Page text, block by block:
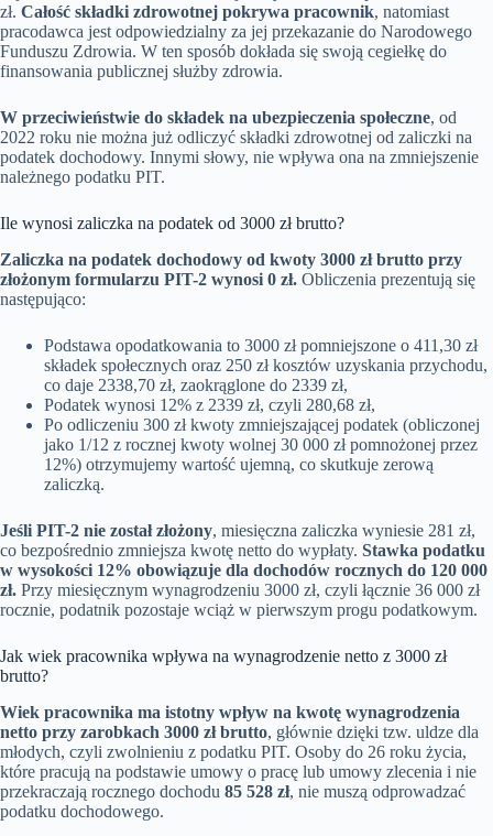
zł. Całość składki zdrowotnej pokrywa pracownik, natomiast
pracodawca jest odpowiedzialny za jej przekazanie do Narodowego
Funduszu Zdrowia. W ten sposób dokłada się swoją cegiełkę do
finansowania publicznej służby zdrowia.
W przeciwieństwie do składek na ubezpieczenia społeczne, od
2022 roku nie można już odliczyć składki zdrowotnej od zaliczki na
podatek dochodowy. Innymi słowy, nie wpływa ona na zmniejszenie
należnego podatku PIT.
Ile wynosi zaliczka na podatek od 3000 zł brutto?
Zaliczka na podatek dochodowy od kwoty 3000 zł brutto przy
złożonym formularzu PIT-2 wynosi 0 zł. Obliczenia prezentują się
następująco:
Podstawa opodatkowania to 3000 zł pomniejszone o 411,30 zł
składek społecznych oraz 250 zł kosztów uzyskania przychodu,
co daje 2338,70 zł, zaokrąglone do 2339 zł,
Podatek wynosi 12% z 2339 zł, czyli 280,68 zł,
Po odliczeniu 300 zł kwoty zmniejszającej podatek (obliczonej
jako 1/12 z rocznej kwoty wolnej 30 000 zł pomnożonej przez
12%) otrzymujemy wartość ujemną, co skutkuje zerową
zaliczką.
Jeśli PIT-2 nie został złożony, miesięczna zaliczka wyniesie 281 zł,
co bezpośrednio zmniejsza kwotę netto do wypłaty. Stawka podatku
w wysokości 12% obowiązuje dla dochodów rocznych do 120 000
zł. Przy miesięcznym wynagrodzeniu 3000 zł, czyli łącznie 36 000 zł
rocznie, podatnik pozostaje wciąż w pierwszym progu podatkowym.
Jak wiek pracownika wpływa na wynagrodzenie netto z 3000 zł
brutto?
Wiek pracownika ma istotny wpływ na kwotę wynagrodzenia
netto przy zarobkach 3000 zł brutto, głównie dzięki tzw. uldze dla
młodych, czyli zwolnieniu z podatku PIT. Osoby do 26 roku życia,
które pracują na podstawie umowy o pracę lub umowy zlecenia i nie
przekraczają rocznego dochodu 85 528 zł, nie muszą odprowadzać
podatku dochodowego.